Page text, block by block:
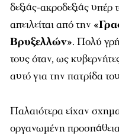
δεξιάς-ακροδεξιάς
απειλείται από την
Βρυξελλών». Πολύ
τους όταν, ως
αυτό για την πατρίδα
Παλαιότερα είχαν
οργανωμένη